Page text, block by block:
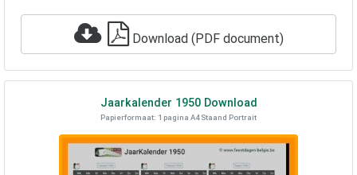
Download (PDF document)
Jaarkalender 1950Download
Papierformaat: 1 pagina A4 Staand Portrait